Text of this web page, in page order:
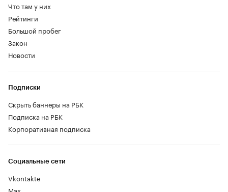
Что там у них
Рейтинги
Большой пробег
Закон
Новости
Социальные сети
Vkontakte
Подписки
Скрыть баннеры на РБК
Подписка на РБК
Корпоративная подписка